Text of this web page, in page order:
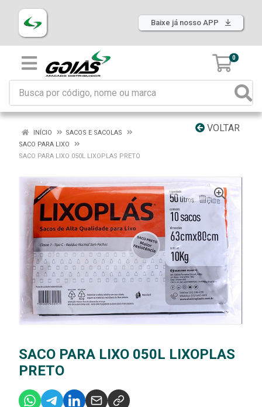
Baixe já nosso APP
0
VOLTAR
INÍCIO
SACOS E SACOLAS
SACO PARA LIXO
SACO PARA LIXO 050L LIXOPLAS PRETO
SACO PARA LIXO 050L LIXOPLAS
PRETO